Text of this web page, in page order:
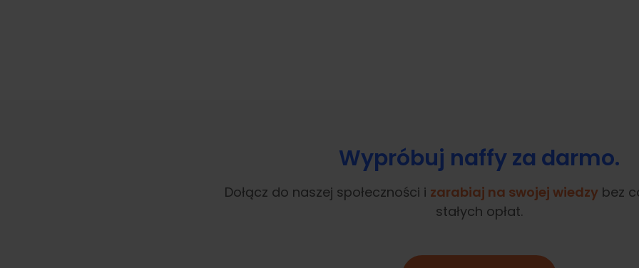
Wypróbuj naffy za darmo.
Dołącz do naszej społeczności i zarabiaj na swojej wiedzy bez
stałych opłat.